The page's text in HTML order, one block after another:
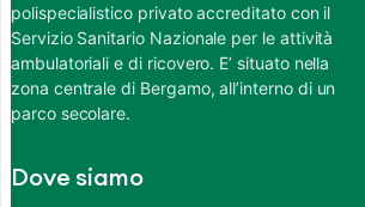
polispecialistico privato accreditato con il
Servizio Sanitario Nazionale per le attività
ambulatoriali e di ricovero. E’ situato nella
zona centrale di Bergamo, all’interno di un
parco secolare.
Dove siamo